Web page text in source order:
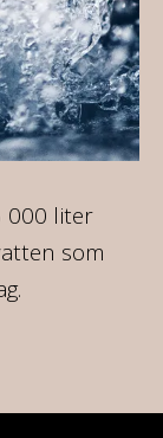
000 liter
som